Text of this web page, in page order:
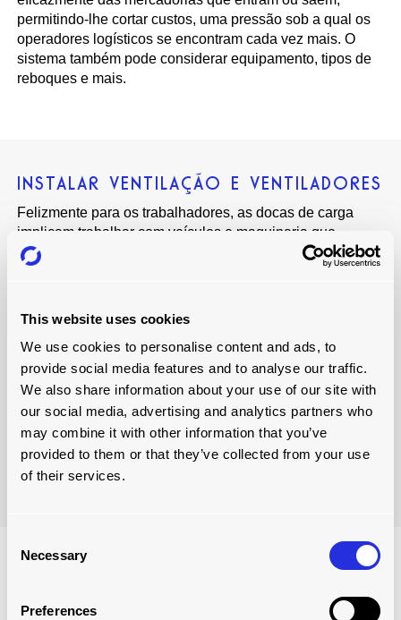
This website uses cookies
We use cookies to personalise content and ads, to
provide social media features and to analyse our traffic.
We also share information about your use of our site with
our social media, advertising and analytics partners who
may combine it with other information that you’ve
provided to them or that they’ve collected from your use
of their services.
Selection
Necessary
Preferences
permitindo-lhe cortar custos, uma pressão sob a qual os
operadores logísticos se encontram cada vez mais. O
sistema também pode considerar equipamento, tipos de
reboques e mais.
INSTALAR VENTILAÇÃO E VENTILADORES
Felizmente para os trabalhadores, as docas de carga
implicam trabalhar com veículos e maquinaria que
produzem fumos perigosos. Os operadores devem
assegurar-se de que o armazém dispõe de ventilação
respirarem produtos químicos perigosos e de terem
Operações de carregamento da doca também obrigam os
trabalhadores a trabalhar em reboques quentes enquanto
carregam e descarregam veículos. Isto pode causar-lhes
uma sensação de desidratação, o que causará
desconforto e resultará numa menor produtividade. Pior
ainda, poderia causar acidentes.